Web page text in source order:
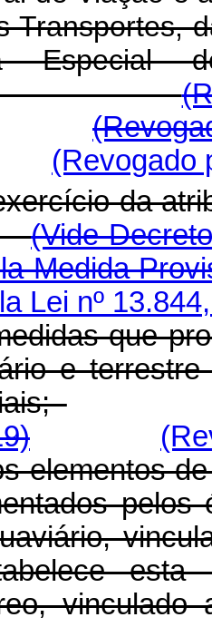
Transportes,
Especial
(Revogado
da
(Vide
Medida
Lei nº
que
e
elementos
pelos
vinculado